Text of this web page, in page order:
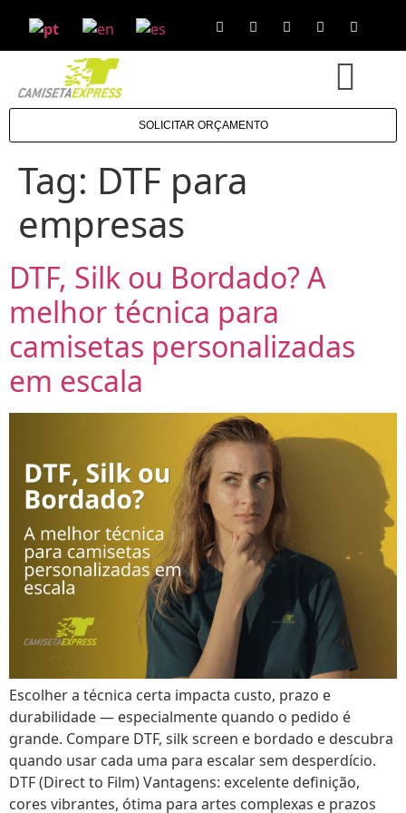
SOLICITAR ORÇAMENTO
Tag: DTF para
empresas
DTF, Silk ou Bordado? A
melhor técnica para
camisetas personalizadas
em escala
Escolher a técnica certa impacta custo, prazo e
durabilidade — especialmente quando o pedido é
grande. Compare DTF, silk screen e bordado e descubra
quando usar cada uma para escalar sem desperdício.
DTF (Direct to Film) Vantagens: excelente definição,
cores vibrantes, ótima para artes complexas e prazos